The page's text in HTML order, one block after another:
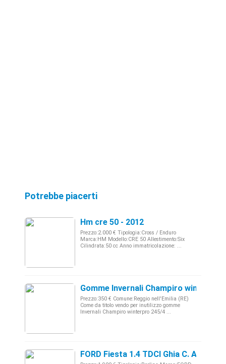
Potrebbe piacerti
Hm cre 50 - 2012
Prezzo:2.000 € Tipologia:Cross / Enduro
Marca:HM Modello:CRE 50 Allestimento:Six
Cilindrata:50 cc Anno immatricolazione: ...
Gomme Invernali Champiro winterpro
Prezzo:350 € Comune:Reggio nell'Emilia (RE)
Come da titolo vendo per inutilizzo gomme
Invernali Champiro winterpro 245/4 ...
FORD Fiesta 1.4 TDCI Ghia C. AUTOM